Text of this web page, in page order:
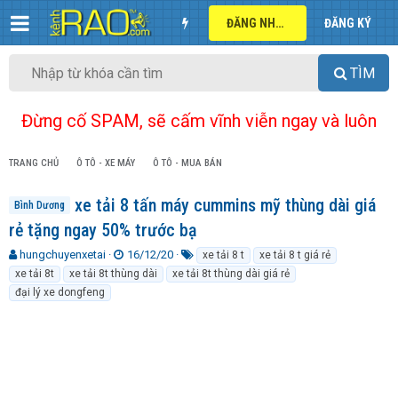
ĐĂNG NHẬP ĐĂNG KÝ
TÌM
Đừng cố SPAM, sẽ cấm vĩnh viễn ngay và luôn
TRANG CHỦ Ô TÔ - XE MÁY Ô TÔ - MUA BÁN
Bình Dương
xe tải 8 tấn máy cummins mỹ thùng dài giá
rẻ tặng ngay 50% trước bạ
T
h
r
e
hungchuyenxetai
N
g
à
16/12/20
ừ
k
xe tải 8 t
xe tải 8 t giá rẻ
xe tải 8t
xe tải 8t thùng dài
xe tải 8t thùng dài giá rẻ
đại lý xe dongfeng